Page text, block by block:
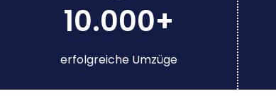
10.000+
erfolgreiche Umzüge